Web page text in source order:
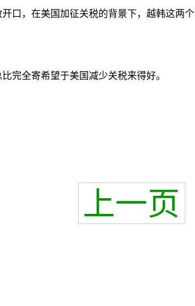
口，在美国加征关税的背景下，越韩这两
完全寄希望于美国减少关税来得好。
上一页